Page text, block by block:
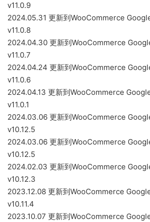
v11.0.9
2024.05.31 更新到WooCommerce
v11.0.8
2024.04.30 更新到WooCommerce
v11.0.7
2024.04.24 更新到WooCommerce
v11.0.6
2024.04.13 更新到WooCommerce
v11.0.1
2024.03.06 更新到WooCommerce
v10.12.5
2024.03.06 更新到WooCommerce
v10.12.5
2024.02.03 更新到WooCommerce
v10.12.3
2023.12.08 更新到WooCommerce
v10.11.4
2023.10.07 更新到WooCommerce